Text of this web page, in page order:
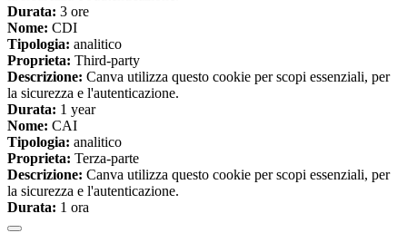
Durata: 3 ore
Nome: CDI
Tipologia: analitico
Proprieta: Third-party
Descrizione: Canva utilizza questo cookie per scopi essenziali, per
la sicurezza e l'autenticazione.
Durata: 1 year
Nome: CAI
Tipologia: analitico
Proprieta: Terza-parte
Descrizione: Canva utilizza questo cookie per scopi essenziali, per
la sicurezza e l'autenticazione.
Durata: 1 ora